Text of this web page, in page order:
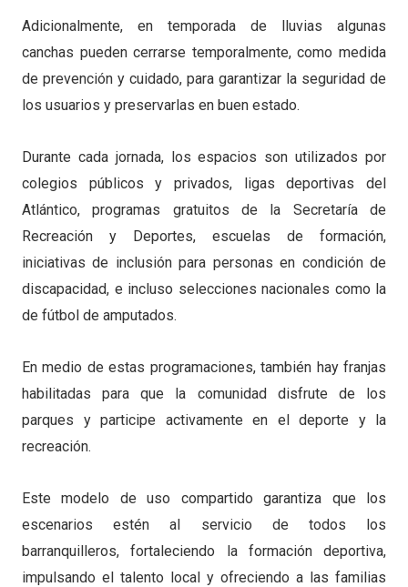
Adicionalmente, en temporada de lluvias algunas
canchas pueden cerrarse temporalmente, como medida
de prevención y cuidado, para garantizar la seguridad de
los usuarios y preservarlas en buen estado.
Durante cada jornada, los espacios son utilizados por
colegios públicos y privados, ligas deportivas del
Atlántico, programas gratuitos de la Secretaría de
Recreación y Deportes, escuelas de formación,
iniciativas de inclusión para personas en condición de
discapacidad, e incluso selecciones nacionales como la
de fútbol de amputados.
En medio de estas programaciones, también hay franjas
habilitadas para que la comunidad disfrute de los
parques y participe activamente en el deporte y la
recreación.
Este modelo de uso compartido garantiza que los
escenarios estén al servicio de todos los
barranquilleros, fortaleciendo la formación deportiva,
impulsando el talento local y ofreciendo a las familias